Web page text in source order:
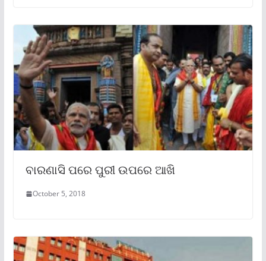
ବାରଣାସି ପରେ ପୁରୀ ଉପରେ ଆଖି
October 5, 2018